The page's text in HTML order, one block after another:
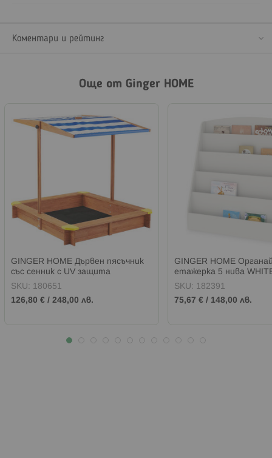
Коментари и рейтинг
Още от Ginger HOME
GINGER HOME Дървен пясъчник
със сенник с UV защита
118х118х118 см.
SKU: 180651
126,80 € / 248,00 лв.
GINGER HOME
етажерка 5 нива
SKU: 182391
75,67 € / 148,00 лв.